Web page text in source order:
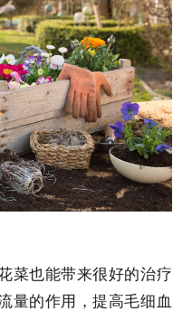
菜也能带来很好的治疗
量的作用，提高毛细血